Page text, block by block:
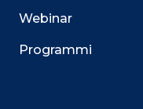
Webinar
Programmi